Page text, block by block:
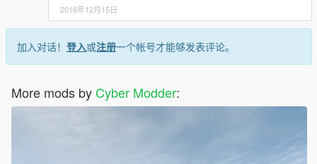
2016年12月15日
加入对话！ 登入或注册一个帐号才能够发表评论。
More mods by Cyber Modder: